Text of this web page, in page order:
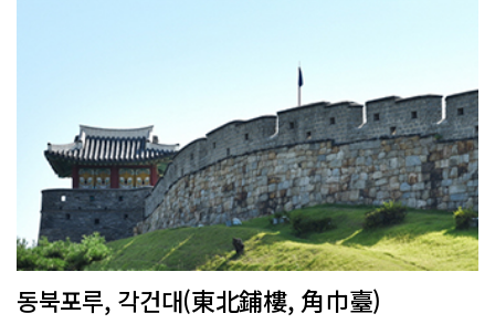
동북포루, 각건대(東北鋪樓, 角巾臺)